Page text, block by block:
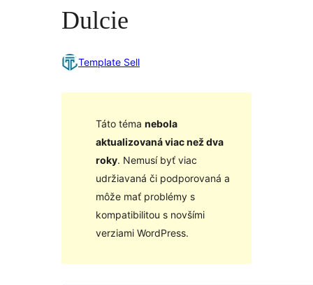
Dulcie
Template Sell
Táto téma nebola
aktualizovaná viac než dva
roky. Nemusí byť viac
udržiavaná či podporovaná a
môže mať problémy s
kompatibilitou s novšími
verziami WordPress.